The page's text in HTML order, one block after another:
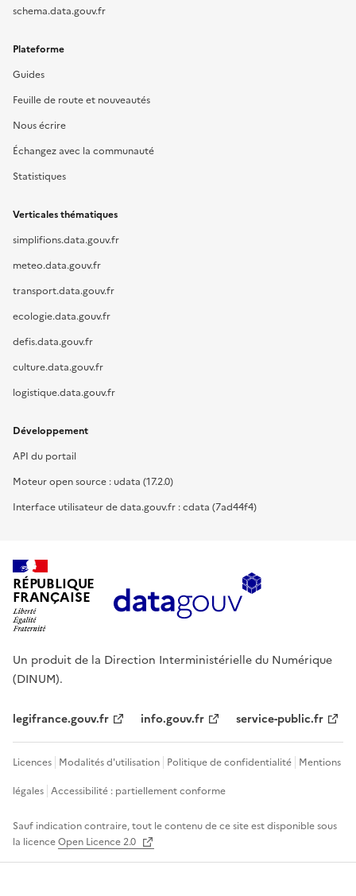
schema.data.gouv.fr
Plateforme
Guides
Feuille de route et nouveautés
Nous écrire
Échangez avec la communauté
Statistiques
Verticales thématiques
simplifions.data.gouv.fr
meteo.data.gouv.fr
transport.data.gouv.fr
ecologie.data.gouv.fr
defis.data.gouv.fr
culture.data.gouv.fr
logistique.data.gouv.fr
Développement
API du portail
Moteur open source : udata (17.2.0)
Interface utilisateur de data.gouv.fr : cdata (7ad44f4)
RÉPUBLIQUE
FRANÇAISE
Un produit de la Direction Interministérielle du Numérique
(DINUM).
legifrance.gouv.fr info.gouv.fr service-public.fr
Licences Modalités d'utilisation Politique de confidentialité Mentions
légales Accessibilité : partiellement conforme
Sauf indication contraire, tout le contenu de ce site est disponible sous
la licenceOpen Licence 2.0